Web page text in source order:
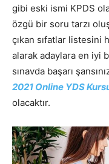
gibi eski ismi KPDS
özgü bir soru tarzı
çıkan sıfatlar listesini
alarak adaylara en iyi
sınavda başarı
2021 Online YDS
olacaktır.